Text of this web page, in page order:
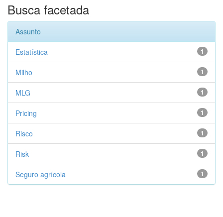
Busca facetada
Assunto
1
Estatística
1
Milho
1
MLG
1
Pricing
1
Risco
1
Risk
1
Seguro agrícola